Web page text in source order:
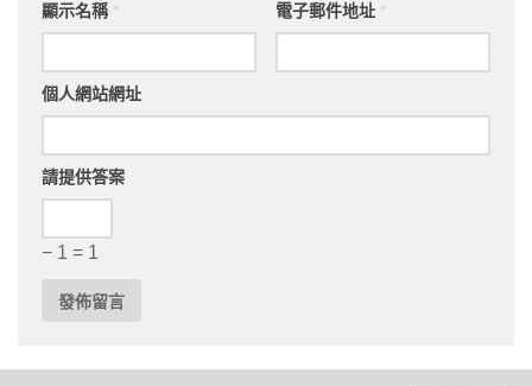
顯示名稱 電子郵件地址
個人網站網址
請提供答案
− 1 = 1